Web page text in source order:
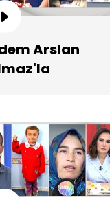
Arslan